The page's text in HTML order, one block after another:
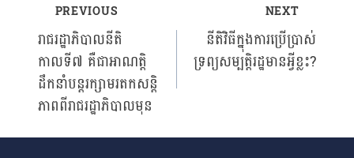
Post
navigation
PREVIOUS
រាជរដ្ឋាភិបាលនីតិ
កាលទី៧ គឺជាអាណត្តិ
ដឹកនាំបន្តរក្សាមរតកសន្តិ
ភាពពីរាជរដ្ឋាភិបាលមុន
NEXT
នីតិវិធីក្នុងការប្រើប្រាស់
ទ្រព្យសម្បត្តិរដ្ឋមានអ្វីខ្លះ?